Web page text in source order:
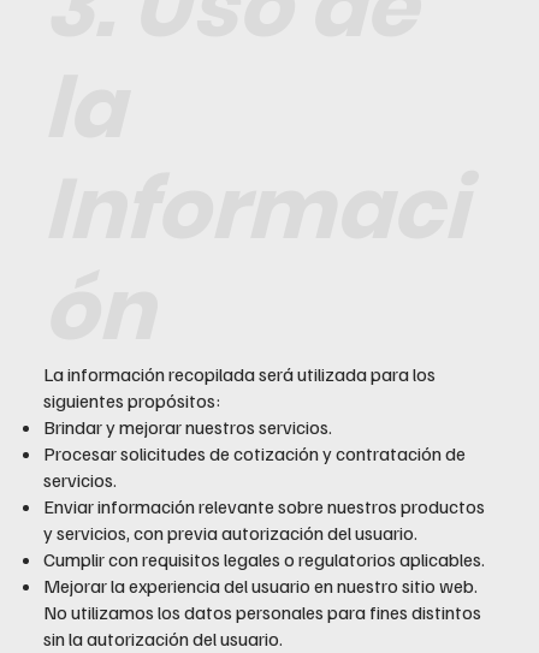
La información recopilada será utilizada para los
siguientes propósitos:
Brindar y mejorar nuestros servicios.
Procesar solicitudes de cotización y contratación de
servicios.
Enviar información relevante sobre nuestros productos
y servicios, con previa autorización del usuario.
Cumplir con requisitos legales o regulatorios aplicables.
Mejorar la experiencia del usuario en nuestro sitio web.
No utilizamos los datos personales para fines distintos
sin la autorización del usuario.